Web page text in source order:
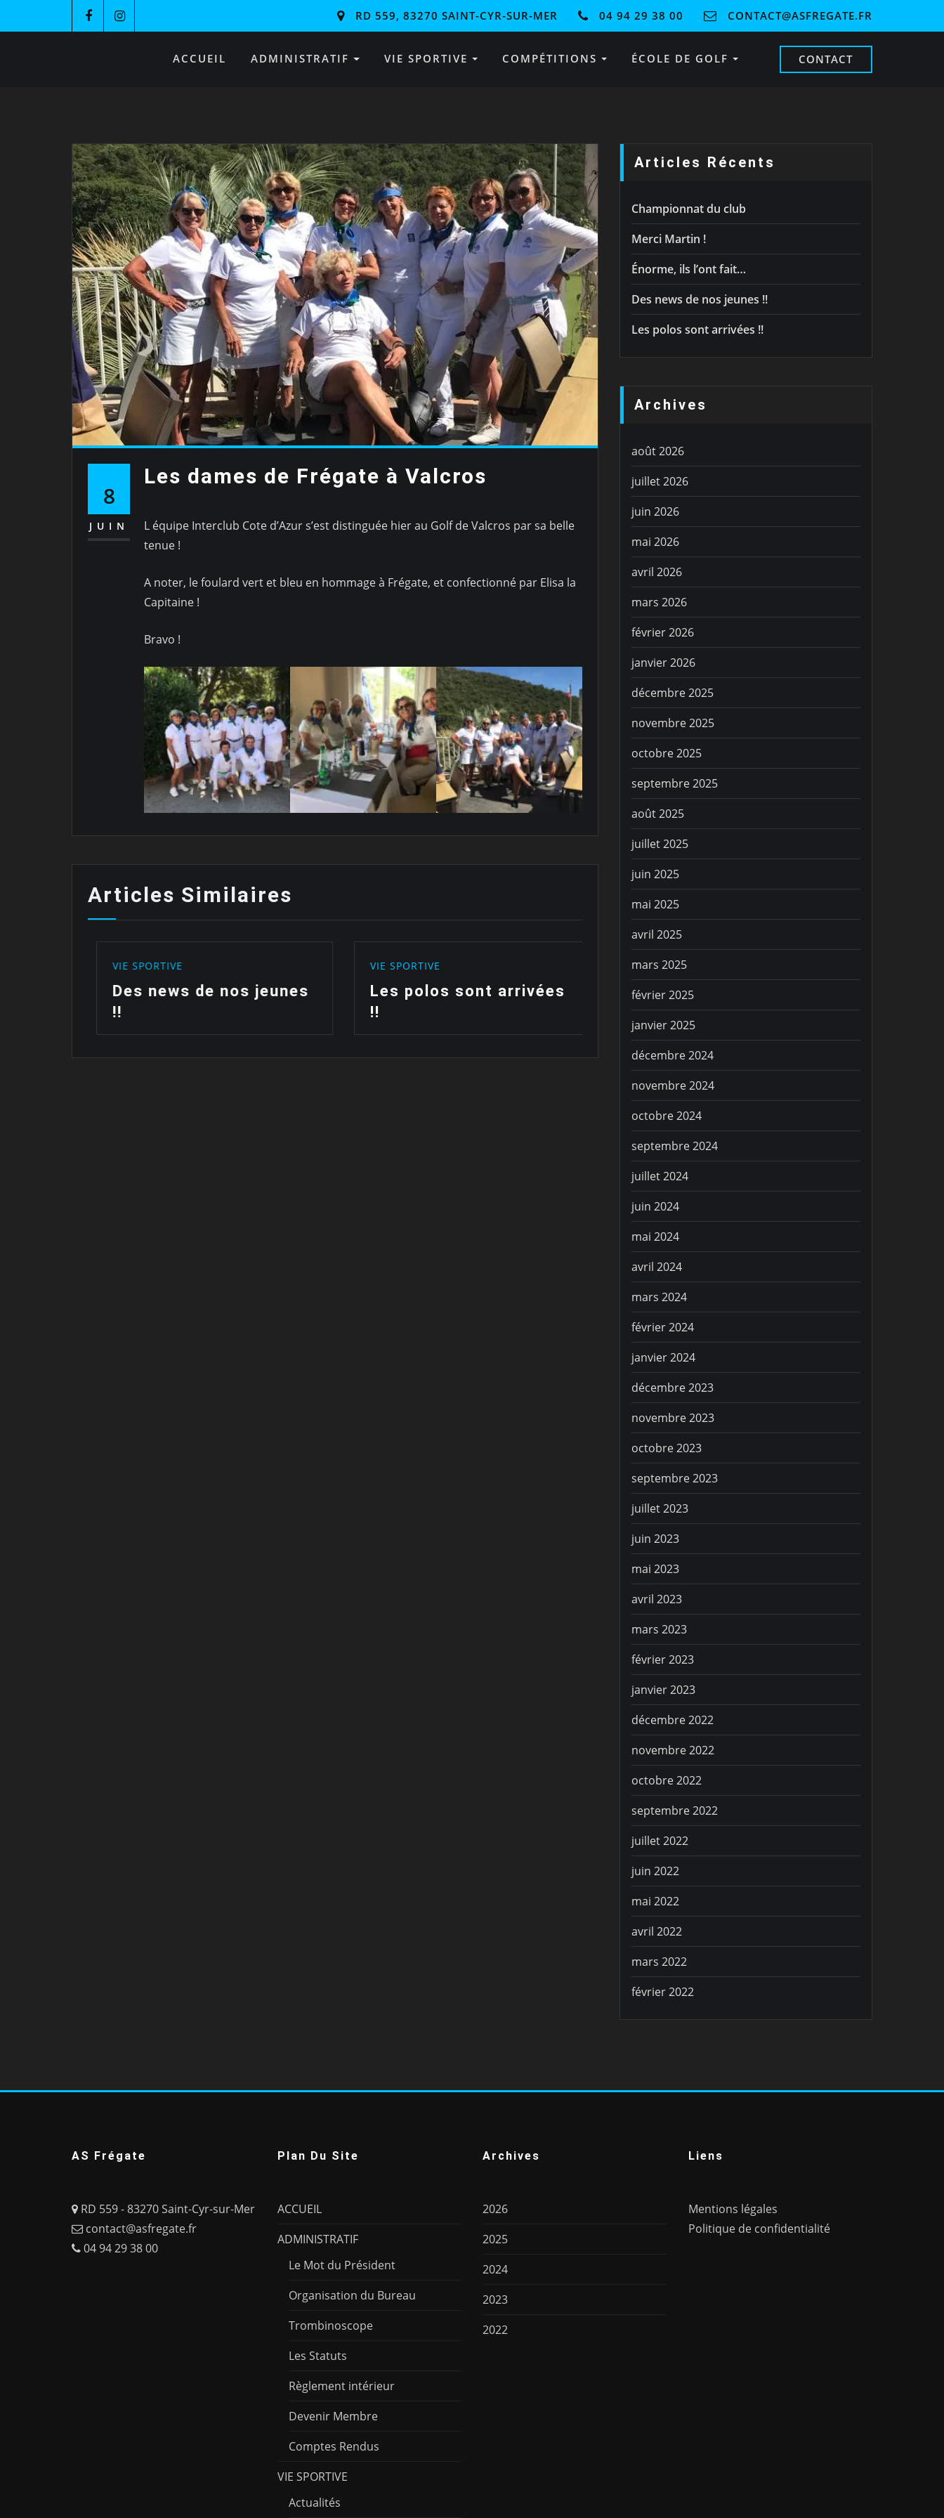
RD 559, 83270 SAINT-CYR-SUR-MER 04 94 29 38 00 CONTACT@ASFREGATE.FR
ACCUEIL ADMINISTRATIF VIE SPORTIVE COMPÉTITIONS ÉCOLE DE GOLF CONTACT
8
JUIN
Les dames de Frégate à Valcros
L équipe Interclub Cote d’Azur s’est distinguée hier au Golf de Valcros par sa belle
tenue !
A noter, le foulard vert et bleu en hommage à Frégate, et confectionné par Elisa la
Capitaine !
Bravo !
Articles Similaires
VIE SPORTIVE
Des news de nos jeunes
!!
VIE SPORTIVE
Les polos sont arrivées
!!
VIE SPORTIVE
Fête des enfants du
club de Frégate
Articles Récents
Championnat du club
Merci Martin !
Énorme, ils l’ont fait…
Des news de nos jeunes !!
Les polos sont arrivées !!
Archives
août 2026
juillet 2026
juin 2026
mai 2026
avril 2026
mars 2026
février 2026
janvier 2026
décembre 2025
novembre 2025
octobre 2025
septembre 2025
août 2025
juillet 2025
juin 2025
mai 2025
avril 2025
mars 2025
février 2025
janvier 2025
décembre 2024
novembre 2024
octobre 2024
septembre 2024
juillet 2024
juin 2024
mai 2024
avril 2024
mars 2024
février 2024
janvier 2024
décembre 2023
novembre 2023
octobre 2023
septembre 2023
juillet 2023
juin 2023
mai 2023
avril 2023
mars 2023
février 2023
janvier 2023
décembre 2022
novembre 2022
octobre 2022
septembre 2022
juillet 2022
juin 2022
mai 2022
avril 2022
mars 2022
février 2022
AS Frégate
RD 559 - 83270 Saint-Cyr-sur-Mer
contact@asfregate.fr
04 94 29 38 00
Plan Du Site
ACCUEIL
ADMINISTRATIF
Le Mot du Président
Organisation du Bureau
Trombinoscope
Les Statuts
Règlement intérieur
Devenir Membre
Comptes Rendus
VIE SPORTIVE
Actualités
Archives
2026
2025
2024
2023
2022
Liens
Mentions légales
Politique de confidentialité